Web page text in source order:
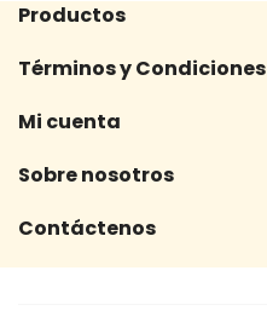
Productos
Términos y Condiciones
Mi cuenta
Sobre nosotros
Contáctenos